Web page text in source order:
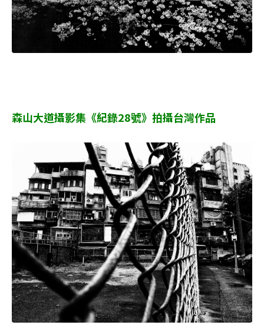
森山大道攝影集《紀錄28號》拍攝台灣作品